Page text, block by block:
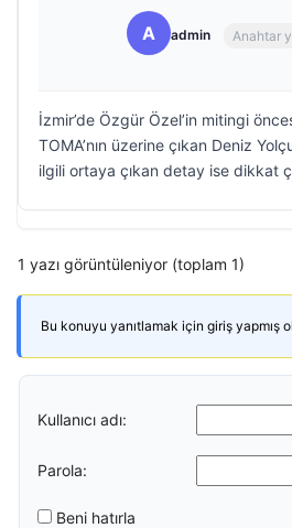
A admin Anahtar
İzmir’de Özgür Özel’in mitingi
TOMA’nın üzerine çıkan Deniz
ilgili ortaya çıkan detay ise dikkat
1 yazı görüntüleniyor (toplam 1)
Bu konuyu yanıtlamak için giriş yapmış
Kullanıcı adı:
Parola:
Beni hatırla